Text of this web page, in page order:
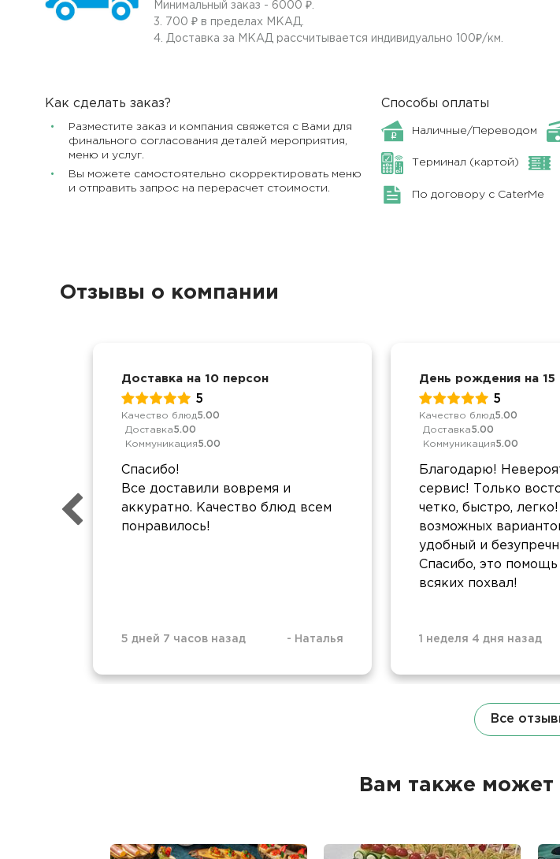
Минимальный заказ - 6000 ₽.
3. 700 ₽ в пределах МКАД.
4. Доставка за МКАД рассчитывается индивидуально 100₽/км.
Как сделать заказ?
Разместите заказ и компания свяжется с Вами для
финального согласования деталей мероприятия,
меню и услуг.
Вы можете самостоятельно скорректировать меню
и отправить запрос на перерасчет стоимости.
Способы оплаты
Наличные/Переводом
Терминал (картой)
По договору с CaterMe
Отзывы о компании
Доставка на 10 персон
5
Качество блюд5.00
Доставка5.00
Коммуникация5.00
Спасибо!
Все доставили вовремя и
аккуратно. Качество блюд всем
понравилось!
5 дней 7 часов назад - Наталья
День рождения на 15
5
Качество блюд5.00
Доставка5.00
Коммуникация5.00
Благодарю!
сервис! Только
четко, быстро,
возможных
удобный и
Спасибо, это
всяких похвал!
1 неделя 4 дня назад
Все
Вам также может